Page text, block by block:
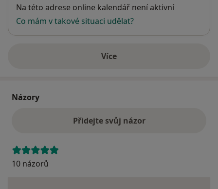
Dostupnost
Na této adrese online kalendář není aktivní
Co mám v takové situaci udělat?
Víceo adrese
Názory
Přidejte svůj názor
10 názorů